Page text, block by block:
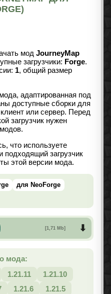
мод JourneyMap
загрузчики: Forge.
1, общий размер
адаптированная под
доступные сборки для
или сервер. Перед
загрузчик нужен
что используете
загрузчик
этой версии мода.
для NeoForge
[1,71 Mb]
мода:
1.21.11
1.21.10
1.21.6
1.21.5